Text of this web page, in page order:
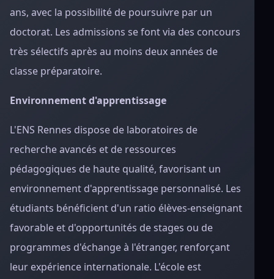
ans, avec la possibilité de poursuivre par un
doctorat. Les admissions se font via des concours
très sélectifs après au moins deux années de
classe préparatoire.
Environnement d'apprentissage
L'ENS Rennes dispose de laboratoires de
recherche avancés et de ressources
pédagogiques de haute qualité, favorisant un
environnement d'apprentissage personnalisé. Les
étudiants bénéficient d'un ratio élèves-enseignant
favorable et d'opportunités de stages ou de
programmes d'échange à l'étranger, renforçant
leur expérience internationale. L'école est